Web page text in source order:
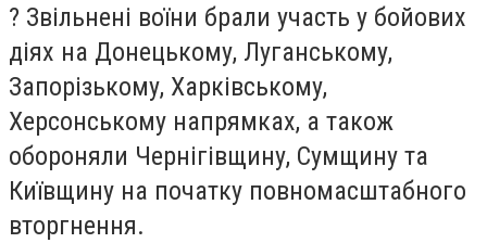
?️ Звільнені воїни брали участь у бойових
діях на Донецькому, Луганському,
Запорізькому, Харківському,
Херсонському напрямках, а також
обороняли Чернігівщину, Сумщину та
Київщину на початку повномасштабного
вторгнення.